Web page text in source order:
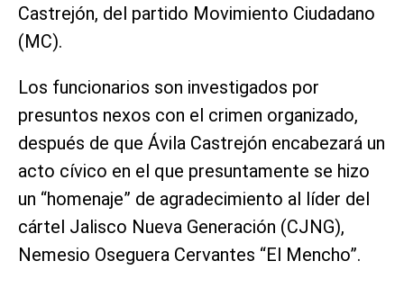
Castrejón, del partido Movimiento Ciudadano
(MC).
Los funcionarios son investigados por
presuntos nexos con el crimen organizado,
después de que Ávila Castrejón encabezará un
acto cívico en el que presuntamente se hizo
un “homenaje” de agradecimiento al líder del
cártel Jalisco Nueva Generación (CJNG),
Nemesio Oseguera Cervantes “El Mencho”.